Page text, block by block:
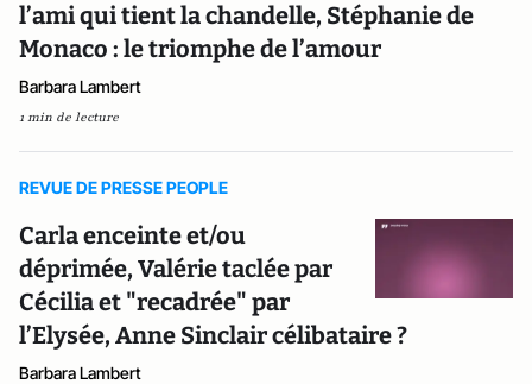
l’ami qui tient la chandelle, Stéphanie de
Monaco : le triomphe de l’amour
Barbara Lambert
1 min de lecture
REVUE DE PRESSE PEOPLE
Carla enceinte et/ou
déprimée, Valérie taclée par
Cécilia et "recadrée" par
l’Elysée, Anne Sinclair célibataire ?
Barbara Lambert